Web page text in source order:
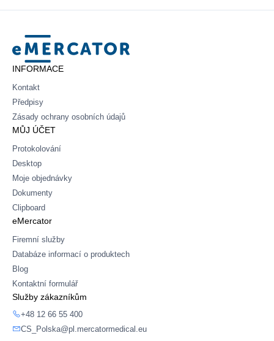
Mercator
INFORMACE
Kontakt
Předpisy
Zásady ochrany osobních údajů
MŮJ ÚČET
Protokolování
Desktop
Moje objednávky
Dokumenty
Clipboard
eMercator
Firemní služby
Databáze informací o produktech
Blog
Kontaktní formulář
Služby zákazníkům
+48 12 66 55 400
CS_Polska@pl.mercatormedical.eu